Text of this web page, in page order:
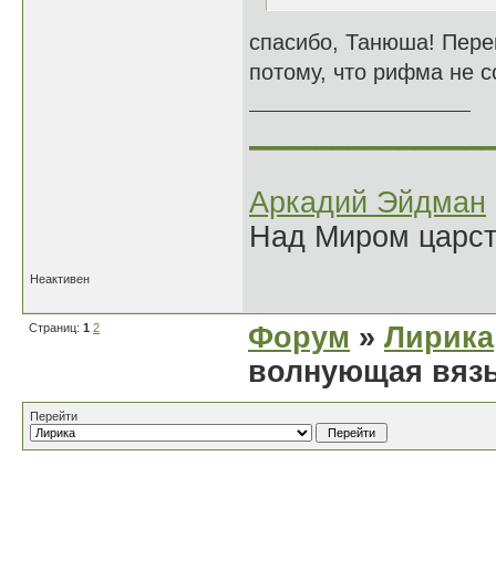
спасибо, Танюша!
потому, что рифма не
Аркадий Эйдман
Над Миром
Неактивен
Страниц: 1 2 Форум » Лирика
волнующая
Перейти